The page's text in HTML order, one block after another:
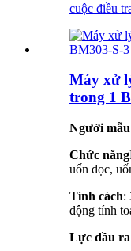
cuộc điều
Máy xử
trong 1
Người mẫu
Chức năng
uốn dọc,
Tính cách:
động tính
Lực đầu ra